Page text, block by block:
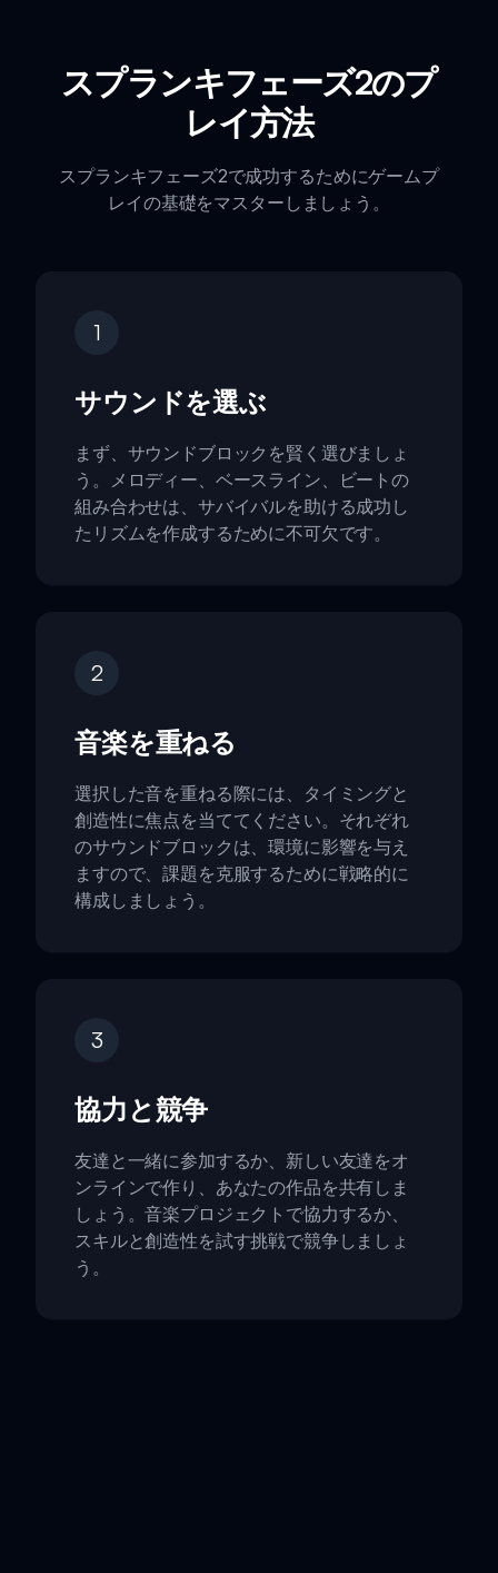
スプランキフェーズ2のプ
レイ方法
スプランキフェーズ2で成功するためにゲームプ
レイの基礎をマスターしましょう。
1
サウンドを選ぶ
まず、サウンドブロックを賢く選びましょ
う。メロディー、ベースライン、ビートの
組み合わせは、サバイバルを助ける成功し
たリズムを作成するために不可欠です。
2
音楽を重ねる
選択した音を重ねる際には、タイミングと
創造性に焦点を当ててください。それぞれ
のサウンドブロックは、環境に影響を与え
ますので、課題を克服するために戦略的に
構成しましょう。
3
協力と競争
友達と一緒に参加するか、新しい友達をオ
ンラインで作り、あなたの作品を共有しま
しょう。音楽プロジェクトで協力するか、
スキルと創造性を試す挑戦で競争しましょ
う。